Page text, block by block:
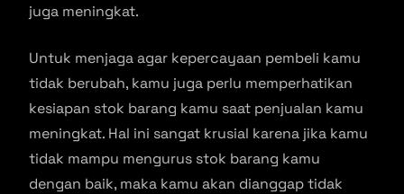
juga meningkat.
Untuk menjaga agar kepercayaan pembeli kamu
tidak berubah, kamu juga perlu memperhatikan
kesiapan stok barang kamu saat penjualan kamu
meningkat. Hal ini sangat krusial karena jika kamu
tidak mampu mengurus stok barang kamu
dengan baik, maka kamu akan dianggap tidak